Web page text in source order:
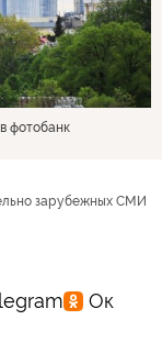
фотобанк
зарубежных СМИ